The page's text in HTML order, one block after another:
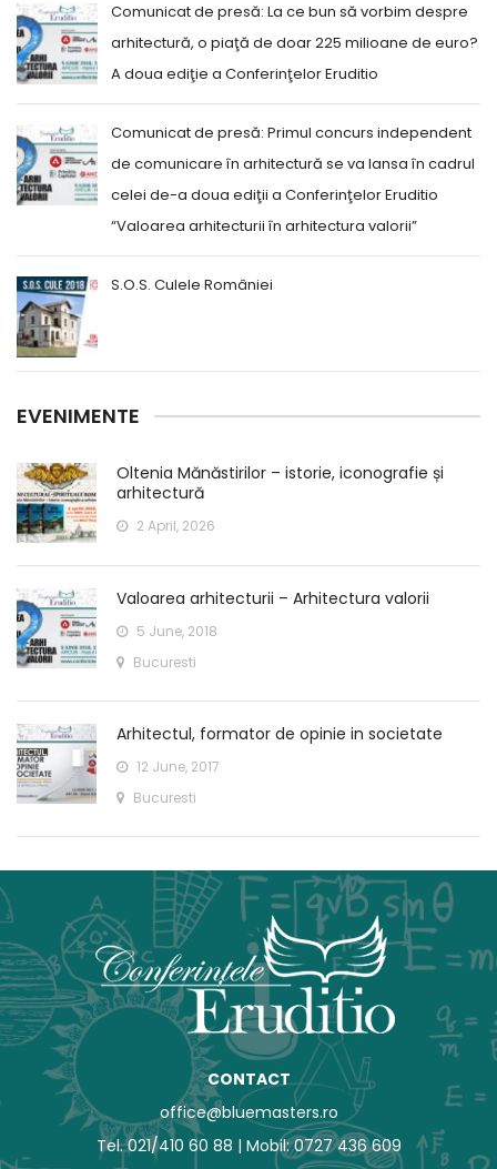
Comunicat de presă: La ce bun să vorbim despre
arhitectură, o piaţă de doar 225 milioane de euro?
A doua ediţie a Conferinţelor Eruditio
Comunicat de presă: Primul concurs independent
de comunicare în arhitectură se va lansa în cadrul
celei de-a doua ediţii a Conferinţelor Eruditio
“Valoarea arhitecturii în arhitectura valorii”
S.O.S. Culele României
EVENIMENTE
Oltenia Mănăstirilor – istorie, iconografie și
arhitectură
2 April, 2026
Valoarea arhitecturii – Arhitectura valorii
5 June, 2018
Bucuresti
Arhitectul, formator de opinie in societate
12 June, 2017
Bucuresti
CONTACT
office@bluemasters.ro
Tel. 021/410 60 88 | Mobil: 0727 436 609